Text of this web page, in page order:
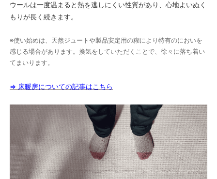
ウールは一度温まると熱を逃しにくい性質があり、心地よいぬく
もりが長く続きます。
※使い始めは、天然ジュートや製品安定用の糊により特有のにおいを
感じる場合があります。換気をしていただくことで、徐々に落ち着い
てまいります。
⇒ 床暖房についての記事はこちら